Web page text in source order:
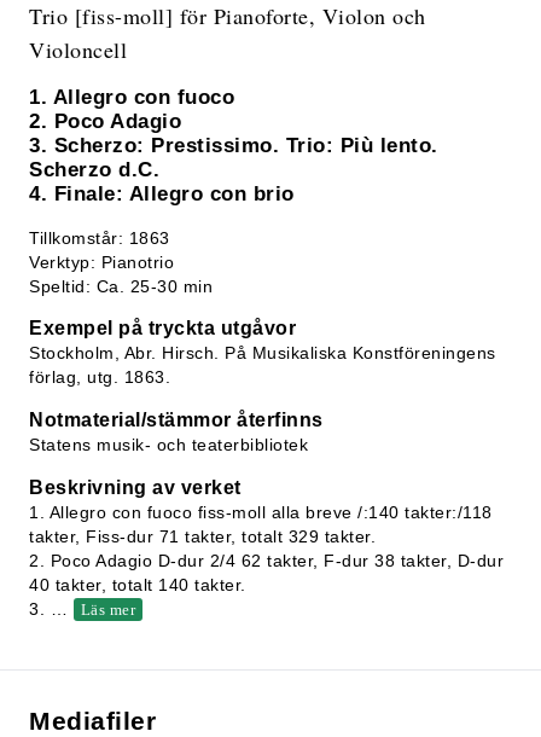
Trio [fiss-moll] för Pianoforte, Violon och
Violoncell
1. Allegro con fuoco
2. Poco Adagio
3. Scherzo: Prestissimo. Trio: Più lento.
Scherzo d.C.
4. Finale: Allegro con brio
Tillkomstår: 1863
Verktyp: Pianotrio
Speltid: Ca. 25-30 min
Exempel på tryckta utgåvor
Stockholm, Abr. Hirsch. På Musikaliska Konstföreningens
förlag, utg. 1863.
Notmaterial/stämmor återfinns
Statens musik- och teaterbibliotek
Beskrivning av verket
1. Allegro con fuoco fiss-moll alla breve /:140 takter:/118
takter, Fiss-dur 71 takter, totalt 329 takter.
2. Poco Adagio D-dur 2/4 62 takter, F-dur 38 takter, D-dur
40 takter, totalt 140 takter.
3.
Läs mer
Mediafiler